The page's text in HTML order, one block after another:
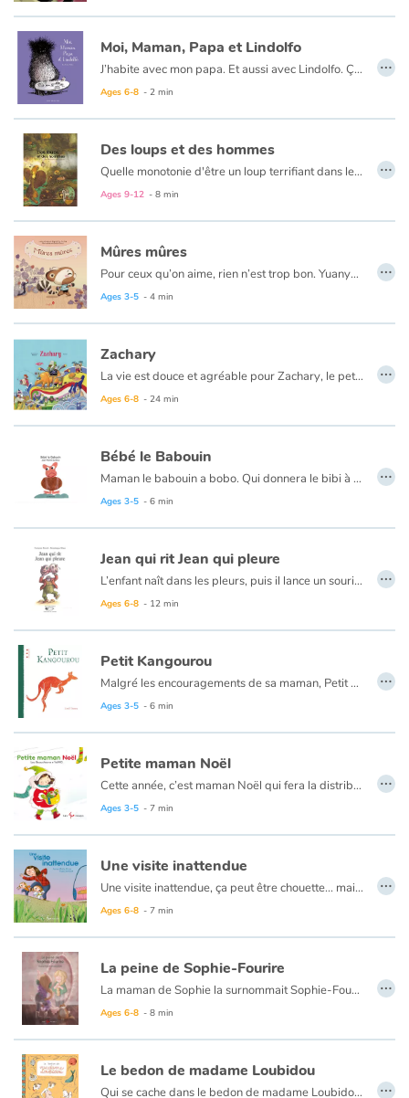
Moi, Maman, Papa et Lindolfo
J’habite avec mon papa. Et aussi avec Lindolfo. Ça ne dérange pas papa que Lindolfo dorme dans ma chambre.
Ages 6-8 - 2 min
…
Des loups et des hommes
Quelle monotonie d'être un loup terrifiant dans le monde des contes. Petit loup n'en peut plus de ce travail répétitif, il veut découvrir le vaste monde des humains et, à son tour, écouter puis raconter des histoires. Mais la rencontre avec les hommes se révélera bien cruelle et décevante. Cette histoire traduite du persan est illustrée de manière très originale. Les dessins d'une étonnante richesse contribuent à créer un effroi certain et nous plongent dans un univers étrange.
Ages 9-12 - 8 min
…
Mûres mûres
Pour ceux qu’on aime, rien n’est trop bon. Yuanyuan le petit panda roux le sait bien. Alors, Yuanyuan garde les mûres mûres pour sa mamie, et même le serpent She est d’accord avec lui !
Ages 3-5 - 4 min
…
Zachary
La vie est douce et agréable pour Zachary, le petit acarien, et pour sa famille, qui vivent enfouis dans la moquette d'une belle maison. Mais, un jour, leur vie est chamboulée par le départ des occupants de la demeure et par l'arrivée d'une nouvelle famille. C'est l'occasion pour Zachary de s'interroger sur lui-même, sur le regard des autres et sur les idées reçues...
Ages 6-8 - 24 min
…
Bébé le Babouin
Maman le babouin a bobo. Qui donnera le bibi à bébé le Babouin ? Tata Brebis babille… Bébé le Babouin babine son bibi avec moi ?
Ages 3-5 - 6 min
…
Jean qui rit Jean qui pleure
L’enfant naît dans les pleurs, puis il lance un sourire, puis de nouveau il pleure de nouveau il sourit. Soudain il rit.
Ages 6-8 - 12 min
…
Petit Kangourou
Malgré les encouragements de sa maman, Petit Kangourou a du mal à sortir de sa poche. Tout lui fait peur, la lumière, le vent, les bruits. Enfin, gagné par la curiosité, le voilà qui s’élance.
Ages 3-5 - 6 min
…
Petite maman Noël
Cette année, c’est maman Noël qui fera la distribution des cadeaux. Pour ça, il faut être bien prête et, surtout, bien habillée : les collants, les bas, la robe et le manteau… tous ces morceaux à enfiler, pour faire une belle tournée ! Mais attention de ne rien oublier !
Ages 3-5 - 7 min
…
Une visite inattendue
Une visite inattendue, ça peut être chouette... mais tout dépend du visiteur ! Cette histoire pleine d’humour et de fantaisie présente une petite famille qui rentre chez elle et fait face à une visiteuse qu’elle préfèrerait éviter. Mais que faire alors ? Paniquer ? Crier ? Chanter ? Lui lancer de la nourriture ? La petite famille n’est pas à court d’idées, mais fera-t-elle le bon choix ?
Ages 6-8 - 7 min
…
La peine de Sophie-Fourire
La maman de Sophie la surnommait Sophie-Fourire, parce qu’elles riaient toujours en trompette et en accordéon ensemble, surtout quand elles faisaient des grimaces devant le miroir. Lorsque sa maman s’en va pour toujours à cause d’un accident, Sophie n’arrive plus à retrouver son joli rire, même si son papa et ses amies veulent bien l’aider à le récupérer. Finalement, ce n’était peut-être pas le rire qui était perdu, mais quelque chose d’autre, un autre sentiment qu’il fallait laisser sortir pour que le rire puisse réapparaître…
Ages 6-8 - 8 min
…
Le bedon de madame Loubidou
Qui se cache dans le bedon de madame Loubidou?
…